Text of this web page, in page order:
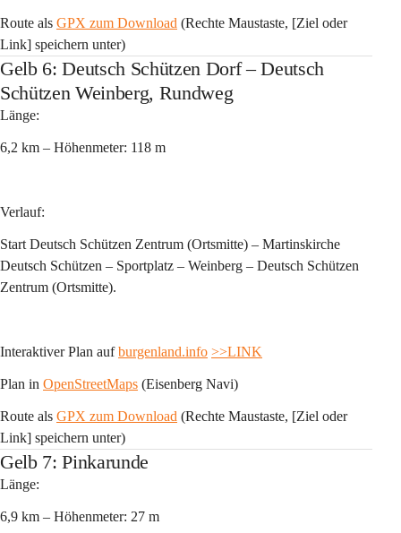
Route als GPX zum Download (Rechte Maustaste, [Ziel oder
Link] speichern unter)
Gelb 6: Deutsch Schützen Dorf – Deutsch
Schützen Weinberg, Rundweg
Länge:
6,2 km – Höhenmeter: 118 m
Verlauf:
Start Deutsch Schützen Zentrum (Ortsmitte) – Martinskirche
Deutsch Schützen – Sportplatz – Weinberg – Deutsch Schützen
Zentrum (Ortsmitte).
Interaktiver Plan auf burgenland.info >>LINK
Plan in OpenStreetMaps (Eisenberg Navi)
Route als GPX zum Download (Rechte Maustaste, [Ziel oder
Link] speichern unter)
Gelb 7: Pinkarunde
Länge:
6,9 km – Höhenmeter: 27 m